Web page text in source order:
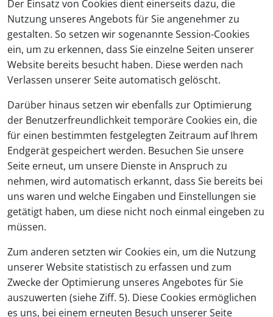
Der Einsatz von Cookies dient einerseits dazu, die
Nutzung unseres Angebots für Sie angenehmer zu
gestalten. So setzen wir sogenannte Session-Cookies
ein, um zu erkennen, dass Sie einzelne Seiten unserer
Website bereits besucht haben. Diese werden nach
Verlassen unserer Seite automatisch gelöscht.
Darüber hinaus setzen wir ebenfalls zur Optimierung
der Benutzerfreundlichkeit temporäre Cookies ein, die
für einen bestimmten festgelegten Zeitraum auf Ihrem
Endgerät gespeichert werden. Besuchen Sie unsere
Seite erneut, um unsere Dienste in Anspruch zu
nehmen, wird automatisch erkannt, dass Sie bereits bei
uns waren und welche Eingaben und Einstellungen sie
getätigt haben, um diese nicht noch einmal eingeben zu
müssen.
Zum anderen setzten wir Cookies ein, um die Nutzung
unserer Website statistisch zu erfassen und zum
Zwecke der Optimierung unseres Angebotes für Sie
auszuwerten (siehe Ziff. 5). Diese Cookies ermöglichen
es uns, bei einem erneuten Besuch unserer Seite